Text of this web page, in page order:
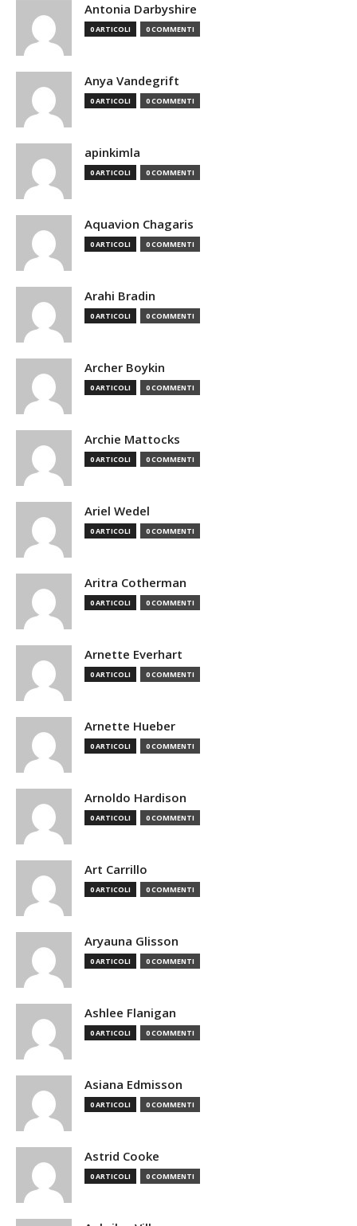
Antonia Darbyshire
0 ARTICOLI 0 COMMENTI
Anya Vandegrift
0 ARTICOLI 0 COMMENTI
apinkimla
0 ARTICOLI 0 COMMENTI
Aquavion Chagaris
0 ARTICOLI 0 COMMENTI
Arahi Bradin
0 ARTICOLI 0 COMMENTI
Archer Boykin
0 ARTICOLI 0 COMMENTI
Archie Mattocks
0 ARTICOLI 0 COMMENTI
Ariel Wedel
0 ARTICOLI 0 COMMENTI
Aritra Cotherman
0 ARTICOLI 0 COMMENTI
Arnette Everhart
0 ARTICOLI 0 COMMENTI
Arnette Hueber
0 ARTICOLI 0 COMMENTI
Arnoldo Hardison
0 ARTICOLI 0 COMMENTI
Art Carrillo
0 ARTICOLI 0 COMMENTI
Aryauna Glisson
0 ARTICOLI 0 COMMENTI
Ashlee Flanigan
0 ARTICOLI 0 COMMENTI
Asiana Edmisson
0 ARTICOLI 0 COMMENTI
Astrid Cooke
0 ARTICOLI 0 COMMENTI